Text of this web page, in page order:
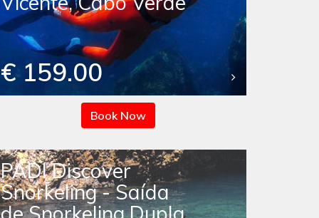
€ 159.00
Book Now
PADI Discover
Snorkeling - Saída